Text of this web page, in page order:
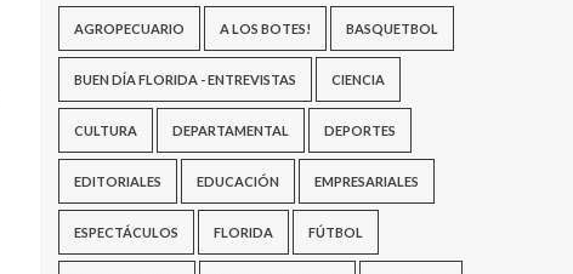
AGROPECUARIO A LOS BOTES! BASQUETBOL
BUEN DÍA FLORIDA - ENTREVISTAS CIENCIA
CULTURA DEPARTAMENTAL DEPORTES
EDITORIALES EDUCACIÓN EMPRESARIALES
ESPECTÁCULOS FLORIDA FÚTBOL